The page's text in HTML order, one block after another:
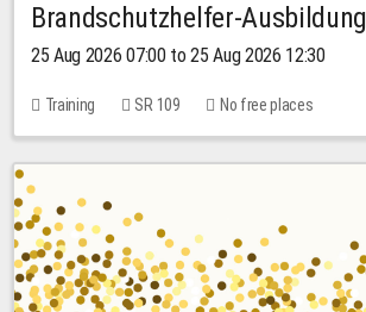
Brandschutzhelfer-Ausbildung
25 Aug 2026 07:00 to 25 Aug 2026 12:30
Training SR 109 No free places